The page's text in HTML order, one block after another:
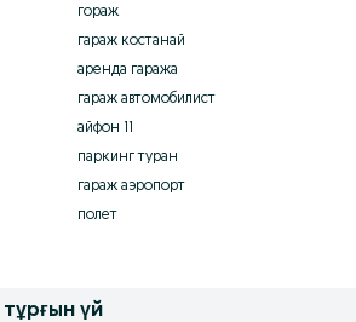
гораж
гараж костанай
аренда гаража
гараж автомобилист
айфон 11
паркинг туран
гараж аэропорт
полет
тұрғын үй